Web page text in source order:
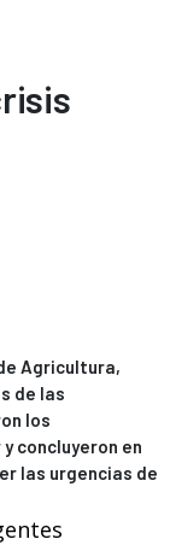
Agricultura,
de las
los
concluyeron en
las urgencias de